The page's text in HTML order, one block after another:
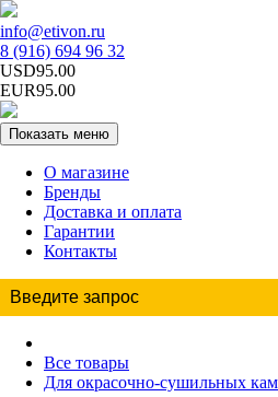
info@etivon.ru
8 (916) 694 96 32
USD95.00
EUR95.00
Показать меню
О магазине
Бренды
Доставка и оплата
Гарантии
Контакты
Все товары
Для окрасочно-сушильных